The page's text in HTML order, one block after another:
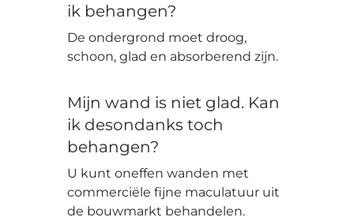
ik behangen?
De ondergrond moet droog,
schoon, glad en absorberend zijn.
Mijn wand is niet glad. Kan
ik desondanks toch
behangen?
U kunt oneffen wanden met
commerciële fijne maculatuur uit
de bouwmarkt behandelen.